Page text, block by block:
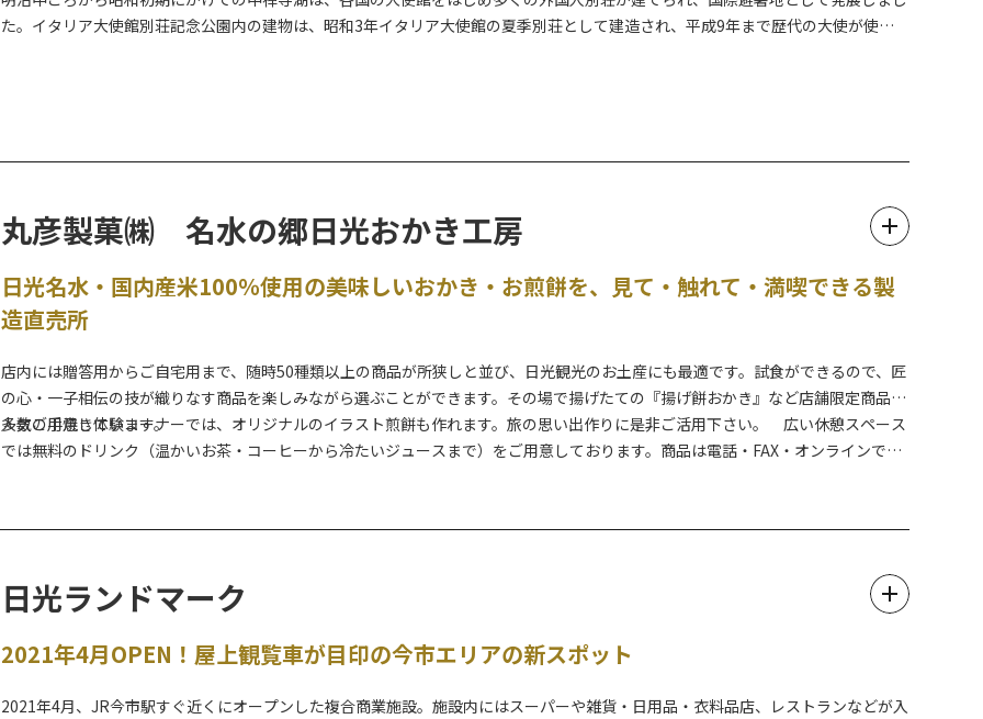
た。イタリア大使館別荘記念公園内の建物は、昭和3年イタリア大使館の夏季別荘として建造され、平成9年まで歴代の大使が使用
丸彦製菓㈱ 名水の郷日光おかき工房
日光名水・国内産米100％使用の美味しいおかき・お煎餅を、見て・触れて・満喫できる製
造直売所
店内には贈答用からご自宅用まで、随時50種類以上の商品が所狭しと並び、日光観光のお土産にも最適です。試食ができるので、匠
の心・一子相伝の技が織りなす商品を楽しみながら選ぶことができます。その場で揚げたての『揚げ餅おかき』など店舗限定商品も
多数ご用意しています。
人気の手焼き体験コーナーでは、オリジナルのイラスト煎餅も作れます。旅の思い出作りに是非ご活用下さい。 広い休憩スペース
では無料のドリンク（温かいお茶・コーヒーから冷たいジュースまで）をご用意しております。商品は電話・FAX・オンラインでの
日光ランドマーク
2021年4月OPEN！屋上観覧車が目印の今市エリアの新スポット
2021年4月、JR今市駅すぐ近くにオープンした複合商業施設。施設内にはスーパーや雑貨・日用品・衣料品店、レストランなどが入